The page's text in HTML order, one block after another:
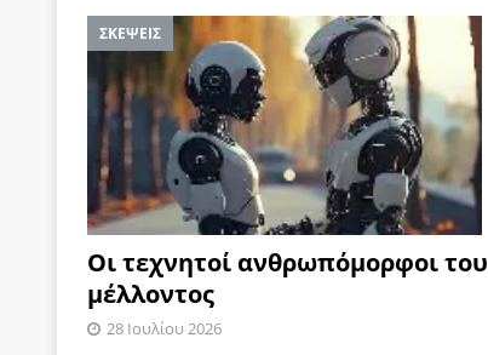
ΣΚΕΨΕΙΣ
Οι τεχνητοί ανθρωπόμορφοι του
μέλλοντος
28 Ιουλίου 2026